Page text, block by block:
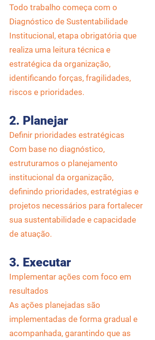
Todo trabalho começa com o
Diagnóstico de Sustentabilidade
Institucional, etapa obrigatória que
realiza uma leitura técnica e
estratégica da organização,
identificando forças, fragilidades,
riscos e prioridades.
2. Planejar
Definir prioridades estratégicas
Com base no diagnóstico,
estruturamos o planejamento
institucional da organização,
definindo prioridades, estratégias e
projetos necessários para fortalecer
sua sustentabilidade e capacidade
de atuação.
3. Executar
Implementar ações com foco em
resultados
As ações planejadas são
implementadas de forma gradual e
acompanhada, garantindo que as